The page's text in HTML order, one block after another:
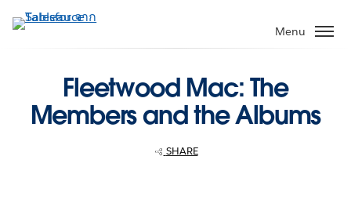
ไป
Menu
Fleetwood Mac: The
Members and the Albums
SHARE